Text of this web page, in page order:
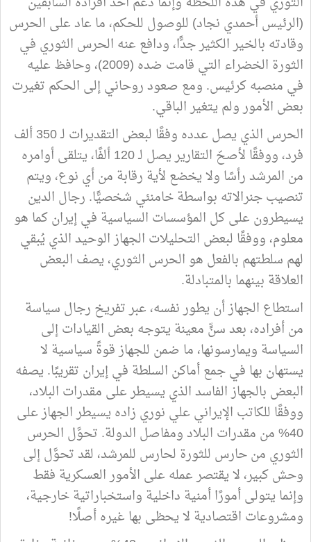
(الرئيس أحمدي نجاد) للوصول للحكم، ما عاد على الحرس
وقادته بالخير الكثير جدًّا، ودافع عنه الحرس الثوري في
الثورة الخضراء التي قامت ضده (2009)، وحافظ عليه
في منصبه كرئيس. ومع صعود روحاني إلى الحكم تغيرت
بعض الأمور ولم يتغير الباقي.
الحرس الذي يصل عدده وفقًا لبعض التقديرات لـ 350 ألف
فرد، ووفقًا لأصحّ التقارير يصل لـ 120 ألفًا، يتلقى أوامره
من المرشد رأسًا ولا يخضع لأية رقابة من أي نوع، ويتم
تنصيب جنرالاته بواسطة خامنئي شخصيًّا. رجال الدين
يسيطرون على كل المؤسسات السياسية في إيران كما هو
معلوم، ووفقًا لبعض التحليلات الجهاز الوحيد الذي يُبقي
لهم سلطتهم بالفعل هو الحرس الثوري، يصف البعض
العلاقة بينهما بالمتبادلة.
استطاع الجهاز أن يطور نفسه، عبر تفريخ رجال سياسة
من أفراده، بعد سنٍّ معينة يتوجه بعض القيادات إلى
السياسة ويمارسونها، ما ضمن للجهاز قوةً سياسية لا
يستهان بها في جمع أماكن السلطة في إيران تقريبًا. يصفه
البعض بالجهاز الفاسد الذي يسيطر على مقدرات البلاد،
ووفقًا للكاتب الإيراني علي نوري زاده يسيطر الجهاز على
40% من مقدرات البلاد ومفاصل الدولة. تحوَّل الحرس
الثوري من حارس للثورة لحارس للمرشد، لقد تحوَّل إلى
وحش كبير، لا يقتصر عمله على الأمور العسكرية فقط
وإنما يتولى أمورًا أمنية داخلية واستخباراتية خارجية،
ومشروعات اقتصادية لا يحظى بها غيره أصلًا!